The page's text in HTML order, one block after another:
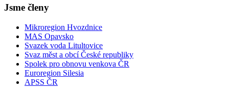
Jsme členy
Mikroregion Hvozdnice
MAS Opavsko
Svazek voda Litultovice
Svaz měst a obcí České republiky
Spolek pro obnovu venkova ČR
Euroregion Silesia
APSS ČR